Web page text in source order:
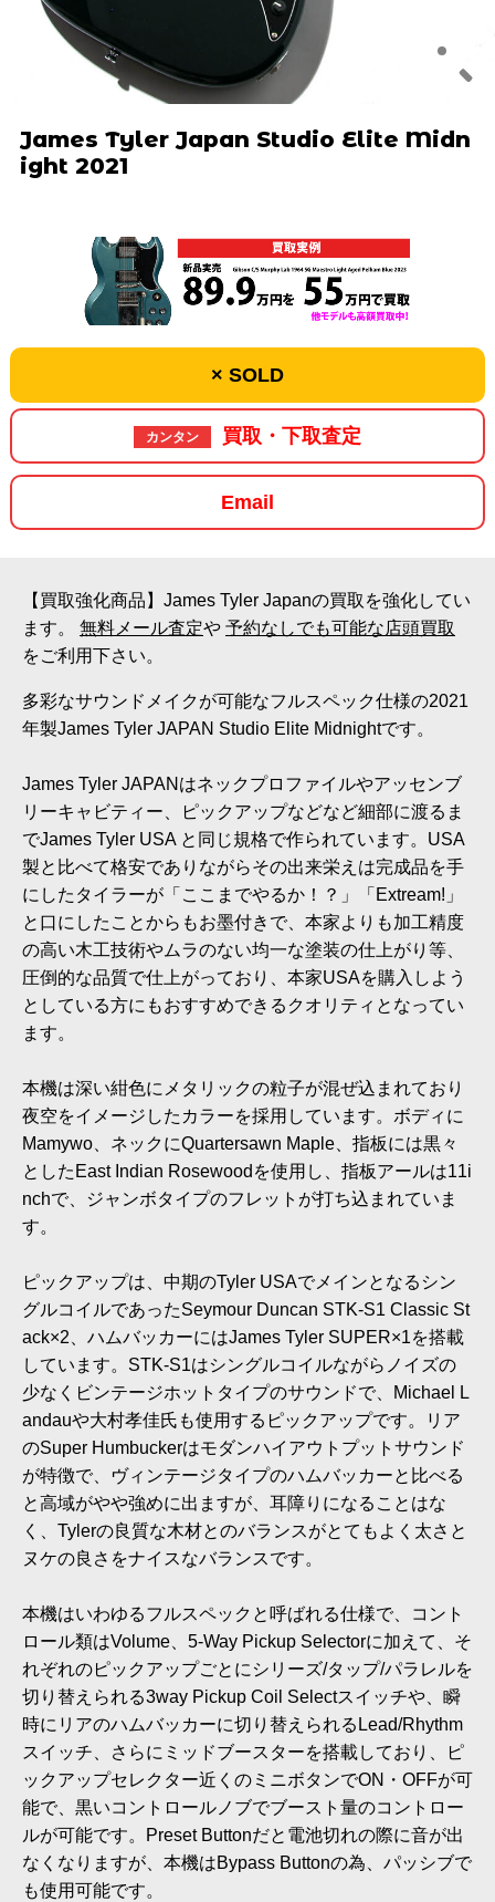
James Tyler Japan Studio Elite Midn
ight 2021
× SOLD
カンタン 買取・下取査定
Email
【買取強化商品】James Tyler Japanの買取を強化してい
ます。 無料メール査定や 予約なしでも可能な店頭買取
をご利用下さい。
多彩なサウンドメイクが可能なフルスペック仕様の2021
年製James Tyler JAPAN Studio Elite Midnightです。
James Tyler JAPANはネックプロファイルやアッセンブ
リーキャビティー、ピックアップなどなど細部に渡るま
でJames Tyler USA と同じ規格で作られています。USA
製と比べて格安でありながらその出来栄えは完成品を手
にしたタイラーが「ここまでやるか！？」「Extream!」
と口にしたことからもお墨付きで、本家よりも加工精度
の高い木工技術やムラのない均一な塗装の仕上がり等、
圧倒的な品質で仕上がっており、本家USAを購入しよう
としている方にもおすすめできるクオリティとなってい
ます。
本機は深い紺色にメタリックの粒子が混ぜ込まれており
夜空をイメージしたカラーを採用しています。ボディに
Mamywo、ネックにQuartersawn Maple、指板には黒々
としたEast Indian Rosewoodを使用し、指板アールは11i
nchで、ジャンボタイプのフレットが打ち込まれていま
す。
ピックアップは、中期のTyler USAでメインとなるシン
グルコイルであったSeymour Duncan STK-S1 Classic St
ack×2、ハムバッカーにはJames Tyler SUPER×1を搭載
しています。STK-S1はシングルコイルながらノイズの
少なくビンテージホットタイプのサウンドで、Michael L
andauや大村孝佳氏も使用するピックアップです。リア
のSuper Humbuckerはモダンハイアウトプットサウンド
が特徴で、ヴィンテージタイプのハムバッカーと比べる
と高域がやや強めに出ますが、耳障りになることはな
く、Tylerの良質な木材とのバランスがとてもよく太さと
ヌケの良さをナイスなバランスです。
本機はいわゆるフルスペックと呼ばれる仕様で、コント
ロール類はVolume、5-Way Pickup Selectorに加えて、そ
れぞれのピックアップごとにシリーズ/タップ/パラレルを
切り替えられる3way Pickup Coil Selectスイッチや、瞬
時にリアのハムバッカーに切り替えられるLead/Rhythm
スイッチ、さらにミッドブースターを搭載しており、ピ
ックアップセレクター近くのミニボタンでON・OFFが可
能で、黒いコントロールノブでブースト量のコントロー
ルが可能です。Preset Buttonだと電池切れの際に音が出
なくなりますが、本機はBypass Buttonの為、パッシブで
も使用可能です。